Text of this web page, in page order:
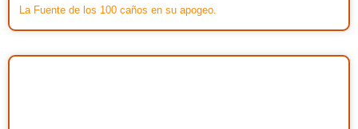
La Fuente de los 100 caños en su apogeo.